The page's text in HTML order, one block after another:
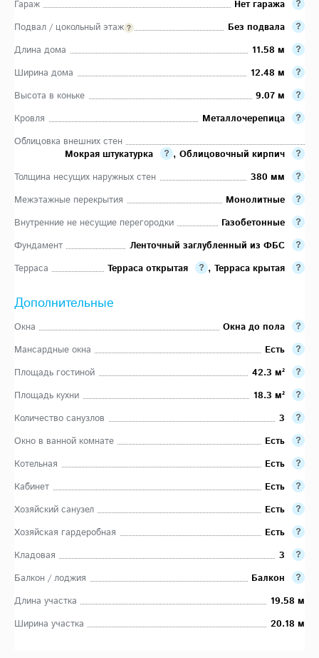
Гараж
Нет гаража
Подвал / цокольный этаж
Без подвала
Длина дома
11.58 м
Ширина дома
12.48 м
Высота в коньке
9.07 м
Кровля
Металлочерепица
Облицовка внешних стен
Мокрая штукатурка
, Облицовочный кирпич
Толщина несущих наружных стен
380 мм
Межэтажные перекрытия
Монолитные
Внутренние не несущие перегородки
Газобетонные
Фундамент
Ленточный заглубленный из ФБС
Терраса
Терраса открытая , Терраса крытая
Дополнительные
Окна
Окна до пола
Мансардные окна
Есть
Площадь гостиной
42.3 м²
Площадь кухни
18.3 м²
Количество санузлов
3
Окно в ванной комнате
Есть
Котельная
Есть
Кабинет
Есть
Хозяйский санузел
Есть
Хозяйская гардеробная
Есть
Кладовая
3
Балкон / лоджия
Балкон
Длина участка
19.58 м
Ширина участка
20.18 м